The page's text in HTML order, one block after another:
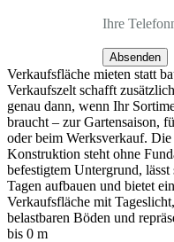
Ihre
Absenden
Verkaufsfläche mieten statt
Verkaufszelt schafft
genau dann, wenn Ihr
braucht – zur Gartensaison,
oder beim Werksverkauf.
Konstruktion steht ohne
befestigtem Untergrund,
Tagen aufbauen und bietet
Verkaufsfläche mit
belastbaren Böden und
bis 0 m